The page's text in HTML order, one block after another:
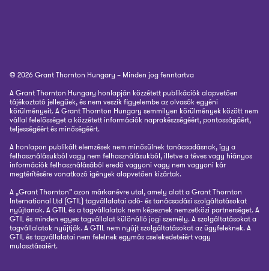
© 2026 Grant Thornton Hungary – Minden jog fenntartva
A Grant Thornton Hungary honlapján közzétett publikációk alapvetően
tájékoztató jellegűek, és nem veszik figyelembe az olvasók egyéni
körülményeit. A Grant Thornton Hungary semmilyen körülmények között nem
vállal felelősséget a közzétett információk naprakészségéért, pontosságáért,
teljességéért és minőségéért.
A honlapon publikált elemzések nem minősülnek tanácsadásnak, így a
felhasználásukból vagy nem felhasználásukból, illetve a téves vagy hiányos
információk felhasználásából eredő vagyoni vagy nem vagyoni kár
megtérítésére vonatkozó igények alapvetően kizártak.
A „Grant Thornton” azon márkanévre utal, amely alatt a Grant Thornton
International Ltd (GTIL) tagvállalatai adó- és tanácsadási szolgáltatásokat
nyújtanak. A GTIL és a tagvállalatok nem képeznek nemzetközi partnerséget. A
GTIL és minden egyes tagvállalat különálló jogi személy. A szolgáltatásokat a
tagvállalatok nyújtják. A GTIL nem nyújt szolgáltatásokat az ügyfeleknek. A
GTIL és tagvállalatai nem felelnek egymás cselekedeteiért vagy
mulasztásaiért.